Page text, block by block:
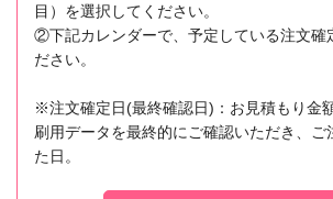
目）を選択してください。
②下記カレンダーで、予定している注文確
ださい。
※注文確定日(最終確認日)：お見積もり金
刷用データを最終的にご確認いただき、ご
た日。